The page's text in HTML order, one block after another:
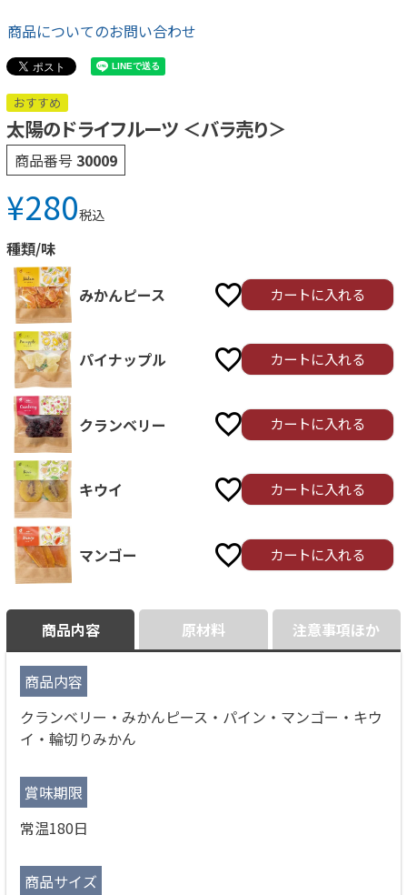
商品についてのお問い合わせ
おすすめ
太陽のドライフルーツ ＜バラ売り＞
商品番号30009
¥280税込
種類/味
みかんピース カートに入れる
パイナップル カートに入れる
クランベリー カートに入れる
キウイ カートに入れる
マンゴー カートに入れる
商品内容
商品内容
クランベリー・みかんピース・パイン・マンゴー・キウ
イ・輪切りみかん
賞味期限
常温180日
商品サイズ
原材料 注意事項ほか